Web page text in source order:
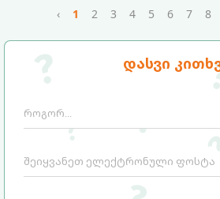
დასვი
‹ 1 2 3 4 5 6 7 8